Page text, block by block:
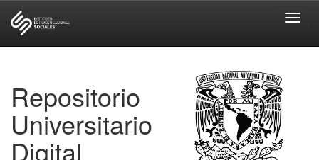
Repositorio
Universitario
Digital